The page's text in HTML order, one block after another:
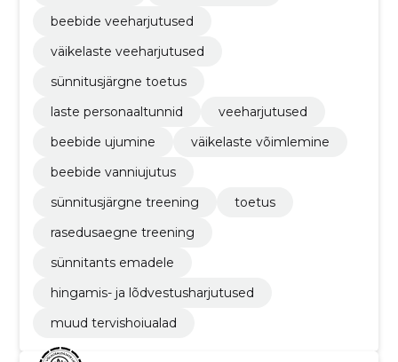
beebide veeharjutused
väikelaste veeharjutused
sünnitusjärgne toetus
laste personaaltunnid
veeharjutused
beebide ujumine
väikelaste võimlemine
beebide vanniujutus
sünnitusjärgne treening
toetus
rasedusaegne treening
sünnitants emadele
hingamis- ja lõdvestusharjutused
muud tervishoiualad